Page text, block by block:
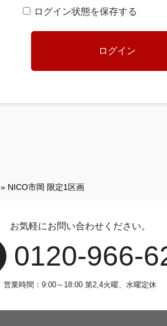
ログイン状態を保存する
» NICO市岡 限定1区画
お気軽にお問い合わせください。
営業時間：9:00～18:00 第2,4火曜、水曜定休